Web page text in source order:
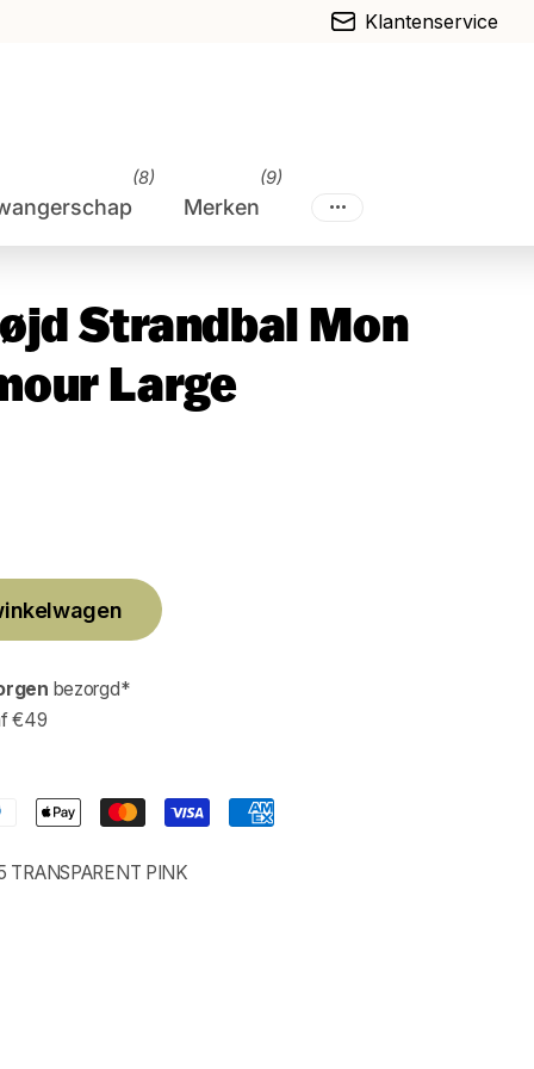
Klantenservice
(8)
Merken
(9)
Strandbal Mon
Large
bezorgd*
€49
TRANSPARENT PINK